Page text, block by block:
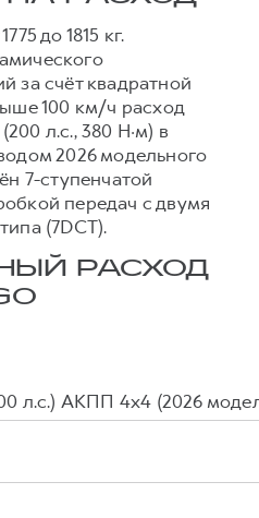
до 1815 кг.
за счёт квадратной
100 км/ч расход
л.с., 380 Н·м) в
2026 модельного
7-ступенчатой
передач с двумя
(7DCT).
РАСХОД
л.с.) АКПП 4х4 (2026